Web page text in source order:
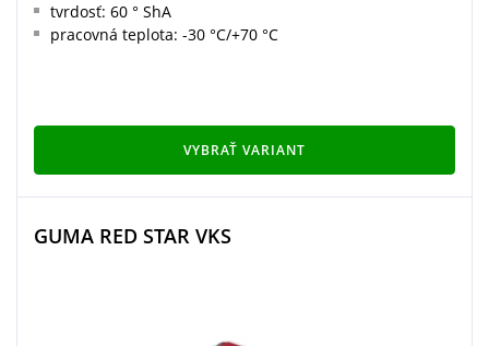
tvrdosť: 60 ° ShA
pracovná teplota: -30 °C/+70 °C
VYBRAŤ VARIANT
GUMA RED STAR VKS